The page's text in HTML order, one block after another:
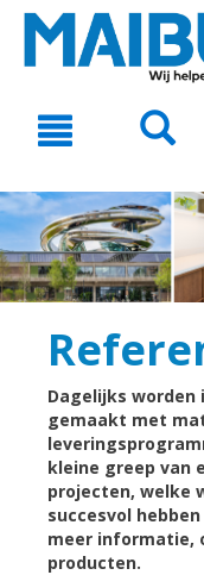
text.skipToNavigation
Dagelijks
gemaakt met
kleine greep van
projecten, welke
succesvol
meer informatie,
producten.